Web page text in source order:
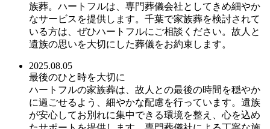
族葬。ハートフルは、専門葬儀会社としてきめ細やか
なサービスを提供します。千葉で家族葬を検討されて
いる方は、ぜひハートフルにご相談ください。故人と
遺族の思いを大切にした葬儀をお約束します。
2025.08.05
最後のひと時を大切に
ハートフルの家族葬は、故人との最後の時間を穏やか
に過ごせるよう、細やかな配慮を行っています。遺族
が安心してお別れに集中できる環境を整え、心を込め